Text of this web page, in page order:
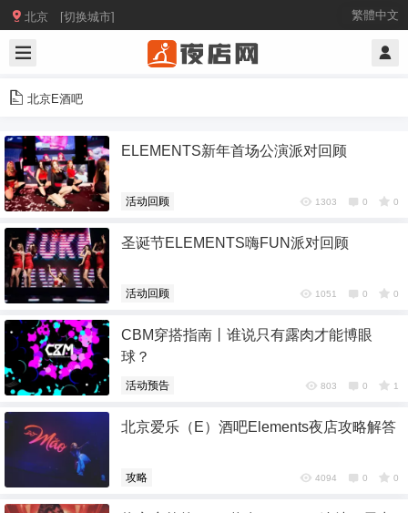
北京 [切换城市] 繁體中文
北京E酒吧
ELEMENTS新年首场公演派对回顾
活动回顾 1303 0 0
圣诞节ELEMENTS嗨FUN派对回顾
活动回顾 1051 0 0
CBM穿搭指南丨谁说只有露肉才能博眼
球？
活动预告 803 0 1
北京爱乐（E）酒吧Elements夜店攻略解答
攻略 4094 0 0
6位以上
6位以上